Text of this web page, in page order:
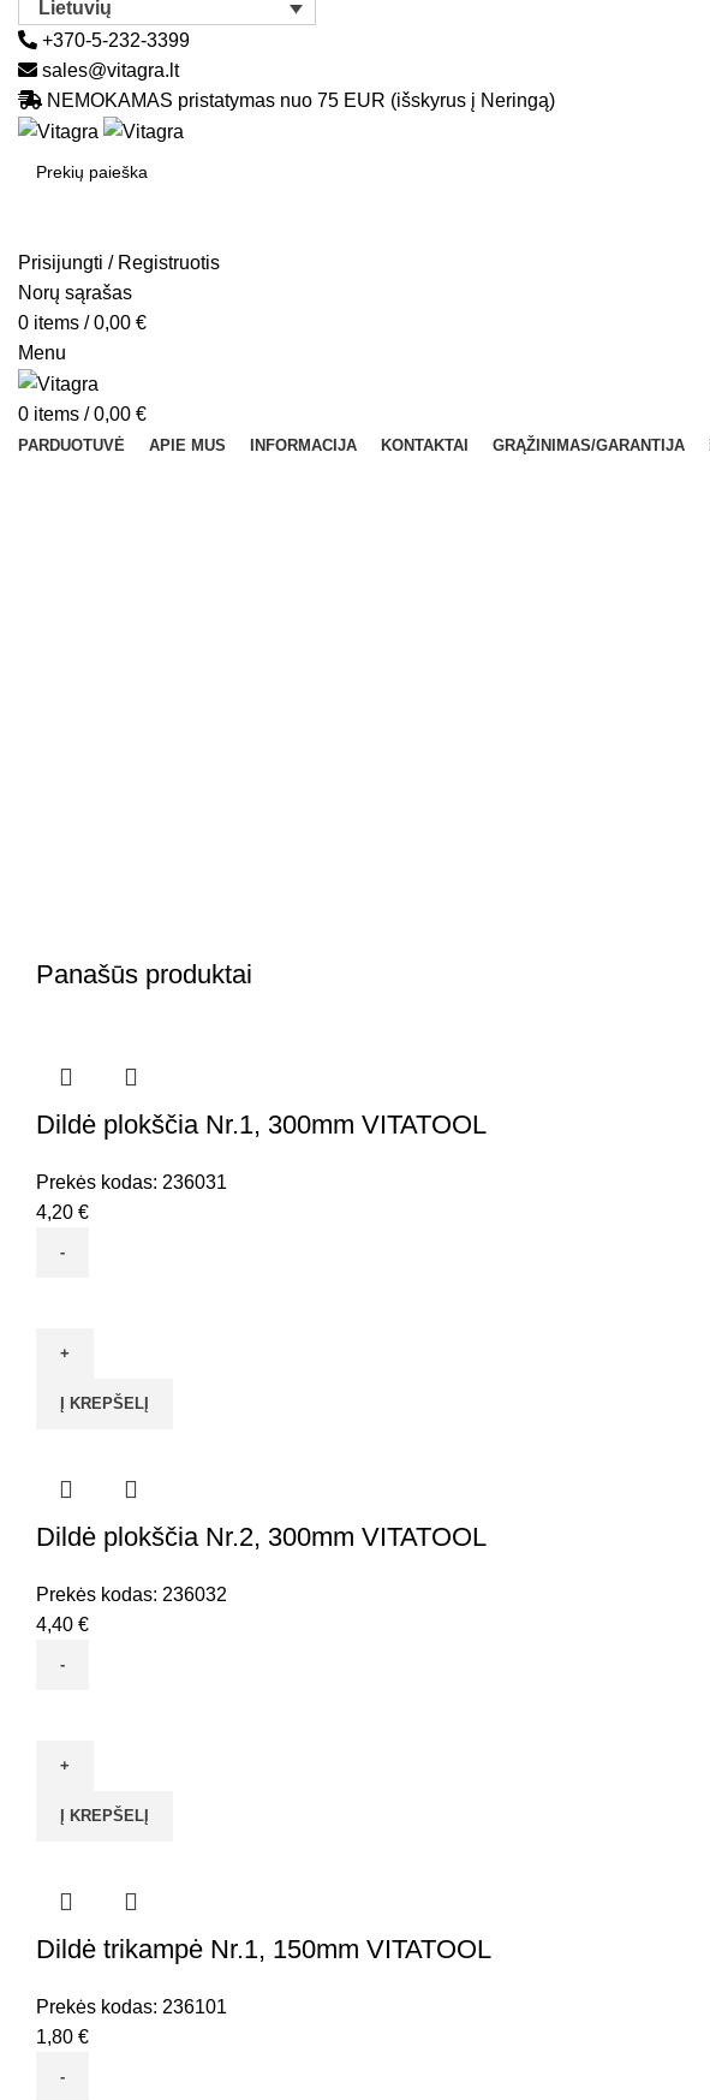
Lietuvių
+370-5-232-3399
sales@vitagra.lt
NEMOKAMAS pristatymas nuo 75 EUR (išskyrus į Neringą)
Prisijungti / Registruotis
Norų sąrašas
0 items / 0,00 €
Menu
0 items / 0,00 €
PARDUOTUVĖ APIE MUS INFORMACIJA KONTAKTAI GRĄŽINIMAS/GARANTIJA
Panašūs produktai
Dildė plokščia Nr.1, 300mm VITATOOL
Prekės kodas: 236031
4,20 €
Dildė
Nr.1,Į KREPŠELĮ
Dildė plokščia Nr.2, 300mm VITATOOL
Prekės kodas: 236032
4,40 €
Dildė
Nr.2,Į KREPŠELĮ
Dildė trikampė Nr.1, 150mm VITATOOL
Prekės kodas: 236101
1,80 €